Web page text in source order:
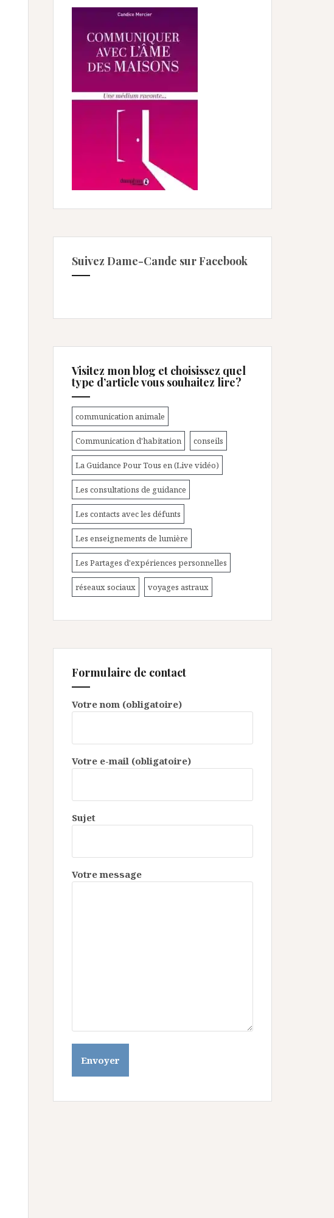
Suivez Dame-Cande sur Facebook
Visitez mon blog et choisissez quel
type d’article vous souhaitez lire?
communication animale
Communication d'habitation conseils
La Guidance Pour Tous en (Live vidéo)
Les consultations de guidance
Les contacts avec les défunts
Les enseignements de lumière
Les Partages d'expériences personnelles
réseaux sociaux voyages astraux
Formulaire de contact
Votre nom (obligatoire)
Votre e-mail (obligatoire)
Sujet
Votre message